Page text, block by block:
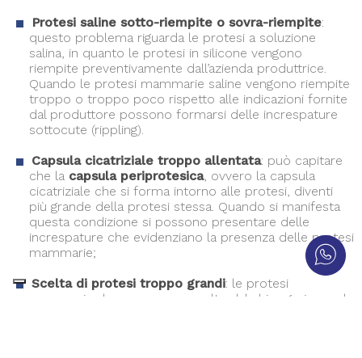
Protesi saline sotto-riempite o sovra-riempite:
questo problema riguarda le protesi a soluzione
salina, in quanto le protesi in silicone vengono
riempite preventivamente dall’azienda produttrice.
Quando le protesi mammarie saline vengono riempite
troppo o troppo poco rispetto alle indicazioni fornite
dal produttore possono formarsi delle increspature
sottocute (rippling).
Capsula cicatriziale troppo allentata: può capitare
che la capsula periprotesica, ovvero la capsula
cicatriziale che si forma intorno alle protesi, diventi
più grande della protesi stessa. Quando si manifesta
questa condizione si possono presentare delle
increspature che evidenziano la presenza delle protesi
mammarie;
Scelta di protesi troppo grandi: le protesi
mammarie devono essere scelte dal chirurgo in modo